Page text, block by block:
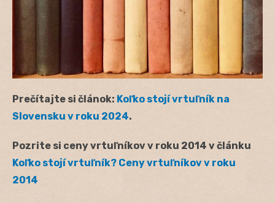
Prečítajte si článok: Koľko stojí vrtuľník na
Slovensku v roku 2024.
Pozrite si ceny vrtuľníkov v roku 2014 v článku
Koľko stojí vrtuľník? Ceny vrtuľníkov v roku
2014